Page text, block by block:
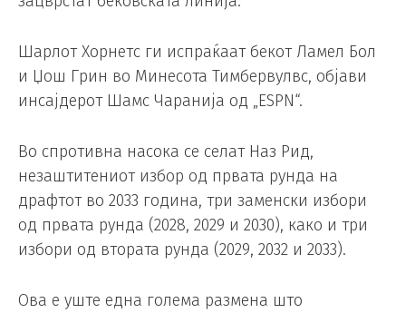
Шарлот Хорнетс ги испраќаат бекот Ламел Бол
и Џош Грин во Минесота Тимбервулвс, објави
инсајдерот Шамс Чаранија од „ESPN“.
Во спротивна насока се селат Наз Рид,
незаштитениот избор од првата рунда на
драфтот во 2033 година, три заменски избори
од првата рунда (2028, 2029 и 2030), како и три
избори од втората рунда (2029, 2032 и 2033).
Ова е уште една голема размена што